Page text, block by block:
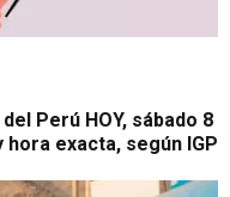
Perú HOY, sábado 8
exacta, según IGP